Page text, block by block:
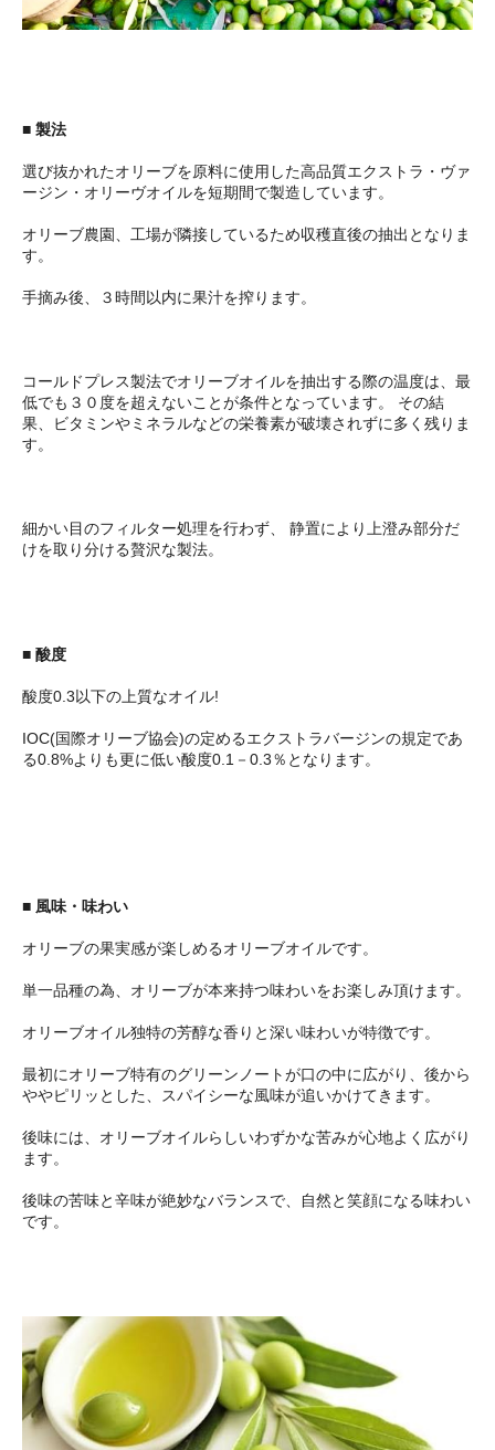
■ 製法
選び抜かれたオリーブを原料に使用した高品質エクストラ・ヴァ
ージン・オリーヴオイルを短期間で製造しています。
オリーブ農園、工場が隣接しているため収穫直後の抽出となりま
す。
手摘み後、３時間以内に果汁を搾ります。
コールドプレス製法でオリーブオイルを抽出する際の温度は、最
低でも３０度を超えないことが条件となっています。 その結
果、ビタミンやミネラルなどの栄養素が破壊されずに多く残りま
す。
細かい目のフィルター処理を行わず、 静置により上澄み部分だ
けを取り分ける贅沢な製法。
■ 酸度
酸度0.3以下の上質なオイル!
IOC(国際オリーブ協会)の定めるエクストラバージンの規定であ
る0.8%よりも更に低い酸度0.1－0.3％となります。
■ 風味・味わい
オリーブの果実感が楽しめるオリーブオイルです。
単一品種の為、オリーブが本来持つ味わいをお楽しみ頂けます。
オリーブオイル独特の芳醇な香りと深い味わいが特徴です。
最初にオリーブ特有のグリーンノートが口の中に広がり、後から
ややピリッとした、スパイシーな風味が追いかけてきます。
後味には、オリーブオイルらしいわずかな苦みが心地よく広がり
ます。
後味の苦味と辛味が絶妙なバランスで、自然と笑顔になる味わい
です。